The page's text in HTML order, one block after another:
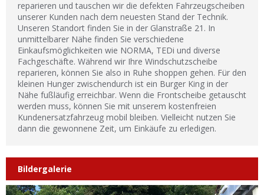
reparieren und tauschen wir die defekten Fahrzeugscheiben
unserer Kunden nach dem neuesten Stand der Technik.
Unseren Standort finden Sie in der Glanstraße 21. In
unmittelbarer Nähe finden Sie verschiedene
Einkaufsmöglichkeiten wie NORMA, TEDi und diverse
Fachgeschäfte. Während wir Ihre Windschutzscheibe
reparieren, können Sie also in Ruhe shoppen gehen. Für den
kleinen Hunger zwischendurch ist ein Burger King in der
Nähe fußläufig erreichbar. Wenn die Frontscheibe getauscht
werden muss, können Sie mit unserem kostenfreien
Kundenersatzfahrzeug mobil bleiben. Vielleicht nutzen Sie
dann die gewonnene Zeit, um Einkäufe zu erledigen.
Bildergalerie